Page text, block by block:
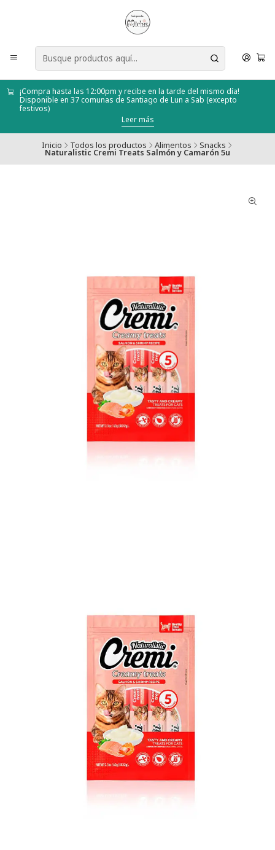
¡Compra hasta las 12:00pm y recibe en la tarde del mismo día!
Disponible en 37 comunas de Santiago de Lun a Sab (excepto
festivos)
Leer más
Inicio Todos los productos Alimentos Snacks
Naturalistic Cremi Treats Salmón y Camarón 5u